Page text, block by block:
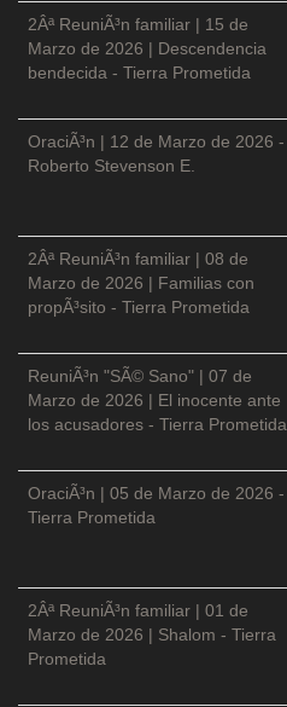
2Âª ReuniÃ³n familiar | 15 de
Marzo de 2026 | Descendencia
bendecida - Tierra Prometida
OraciÃ³n | 12 de Marzo de 2026 -
Roberto Stevenson E.
2Âª ReuniÃ³n familiar | 08 de
Marzo de 2026 | Familias con
propÃ³sito - Tierra Prometida
ReuniÃ³n "SÃ© Sano" | 07 de
Marzo de 2026 | El inocente ante
los acusadores - Tierra Prometida
OraciÃ³n | 05 de Marzo de 2026 -
Tierra Prometida
2Âª ReuniÃ³n familiar | 01 de
Marzo de 2026 | Shalom - Tierra
Prometida